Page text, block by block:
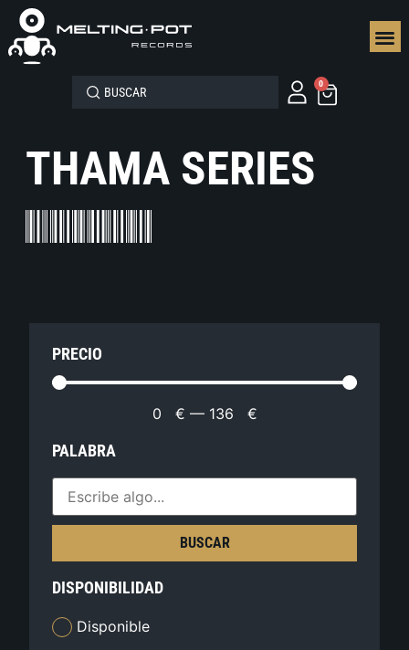
0
THAMA SERIES
PRECIO
0 € — 136 €
PALABRA
BUSCAR
DISPONIBILIDAD
Disponible